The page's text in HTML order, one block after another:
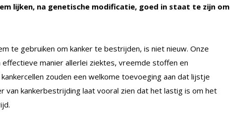
lijken, na genetische modificatie, goed in staat te zijn om
te gebruiken om kanker te bestrijden, is niet nieuw. Onze
manier allerlei ziektes, vreemde stoffen en
zouden een welkome toevoeging aan dat lijstje
van kankerbestrijding laat vooral zien dat het lastig is om het